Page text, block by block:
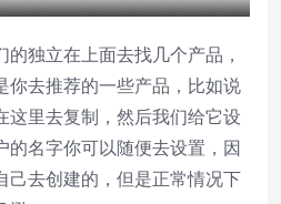
独立在上面去找几个产品，
你去推荐的一些产品，比如说
这里去复制，然后我们给它设
的名字你可以随便去设置，因
己去创建的，但是正常情况下